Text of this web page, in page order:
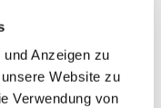
Anzeigen zu
Website zu
Verwendung von